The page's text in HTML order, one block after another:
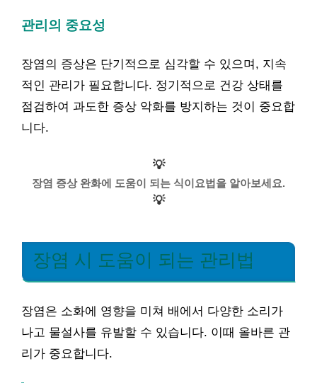
관리의 중요성
장염의 증상은 단기적으로 심각할 수 있으며, 지속
적인 관리가 필요합니다. 정기적으로 건강 상태를
점검하여 과도한 증상 악화를 방지하는 것이 중요합
니다.
💡
장염 증상 완화에 도움이 되는 식이요법을 알아보세요.
💡
장염 시 도움이 되는 관리법
장염은 소화에 영향을 미쳐 배에서 다양한 소리가
나고 물설사를 유발할 수 있습니다. 이때 올바른 관
리가 중요합니다.